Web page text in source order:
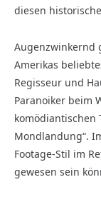
diesen
Augenzwinkernd
Amerikas
Regisseur und
Paranoiker beim
komödiantischen
Mondlandung“.
Footage-Stil im
gewesen sein